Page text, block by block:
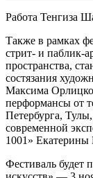
Работа Тенгиза
Также в рамках
стрит- и паблик-
пространства,
состязания
Максима
перформансы от
Петербурга,
современной
1001» Екатерины
Фестиваль будет